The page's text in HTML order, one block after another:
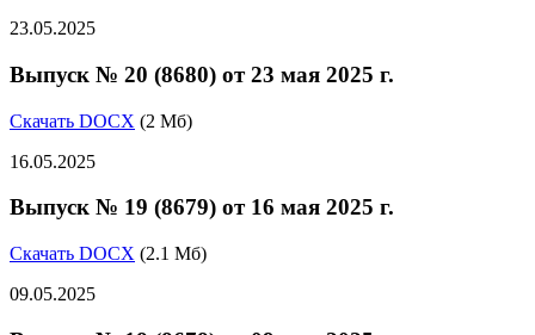
23.05.2025
Выпуск № 20 (8680) от 23 мая 2025 г.
Скачать DOCX (2 Мб)
16.05.2025
Выпуск № 19 (8679) от 16 мая 2025 г.
Скачать DOCX (2.1 Мб)
09.05.2025